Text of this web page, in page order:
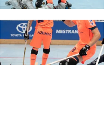
FC Barcelona club badge